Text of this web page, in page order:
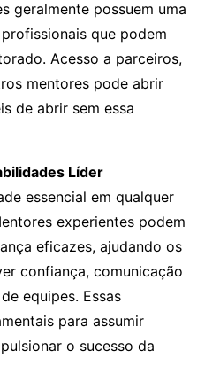
geralmente possuem uma
que podem
Acesso a parceiros,
mentores pode abrir
de abrir sem essa
Líder
essencial em qualquer
experientes podem
eficazes, ajudando os
confiança, comunicação
equipes. Essas
para assumir
o sucesso da